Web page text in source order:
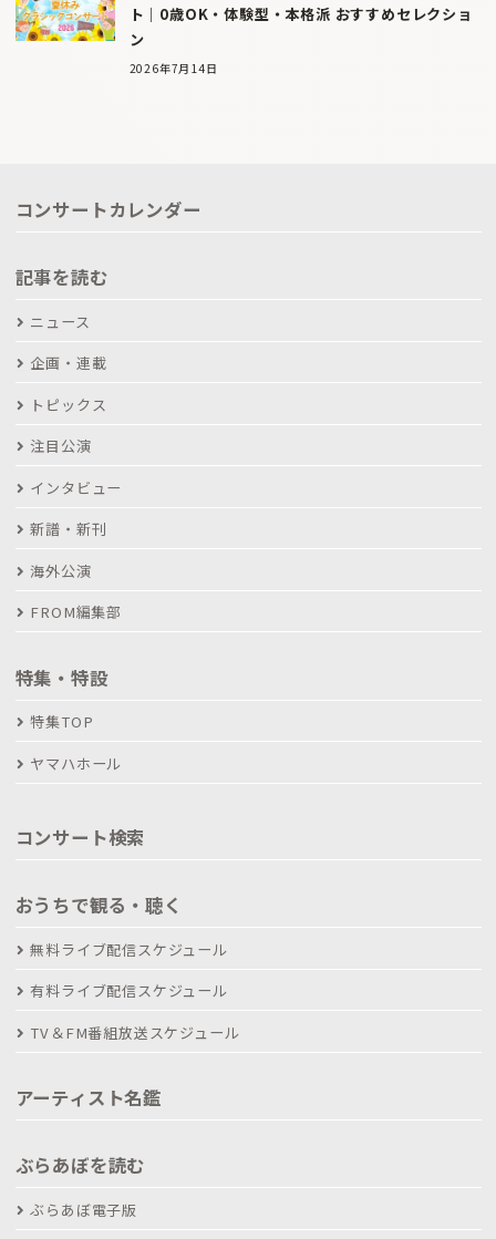
ト｜0歳OK・体験型・本格派 おすすめセレクショ
ン
2026年7月14日
コンサートカレンダー
記事を読む
ニュース
企画・連載
トピックス
注目公演
インタビュー
新譜・新刊
海外公演
FROM編集部
特集・特設
特集TOP
ヤマハホール
コンサート検索
おうちで観る・聴く
無料ライブ配信スケジュール
有料ライブ配信スケジュール
TV＆FM番組放送スケジュール
アーティスト名鑑
ぶらあぼを読む
ぶらあぼ電子版